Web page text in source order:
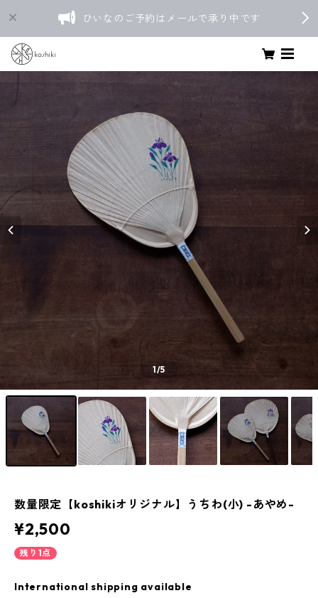
ひいなのご予約はメールで承り中です
1/5
数量限定【koshikiオリジナル】うちわ(小) -あやめ-
¥2,500
残り1点
International shipping available